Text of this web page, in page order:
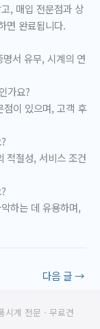
, 매입 전문점과 상
면 완료됩니다.
서 유무, 시계의 연
가요?
점이 있으며, 고객 후
적절성, 서비스 조건
하는 데 유용하며,
다음 글→
계 전문 · 무료견